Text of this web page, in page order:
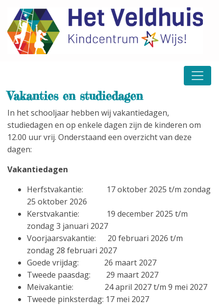
Vakanties en studiedagen
In het schooljaar hebben wij vakantiedagen,
studiedagen en op enkele dagen zijn de kinderen om
12.00 uur vrij. Onderstaand een overzicht van deze
dagen:
Vakantiedagen
Herfstvakantie: 17 oktober 2025 t/m zondag
25 oktober 2026
Kerstvakantie: 19 december 2025 t/m
zondag 3 januari 2027
Voorjaarsvakantie: 20 februari 2026 t/m
zondag 28 februari 2027
Goede vrijdag: 26 maart 2027
Tweede paasdag: 29 maart 2027
Meivakantie: 24 april 2027 t/m 9 mei 2027
Tweede pinksterdag: 17 mei 2027